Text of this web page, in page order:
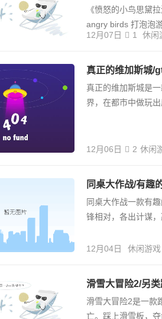
《愤怒的小鸟思黛
angry birds 打泡泡
12月07日
1 休闲
真正的维加斯城/
真正的维加斯城是
界，在都市中做玩
12月06日 2 休闲
同桌大作战/有趣
同桌大作战一款有
锋相对，各出计谋
12月04日 休闲游戏
滑雪大冒险2/另
滑雪大冒险2是一款
亡。踩上滑雪板，夺